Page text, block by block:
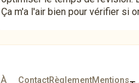
Ça m'a l'air bien pour vérifier si
À
ContactRèglementMentions